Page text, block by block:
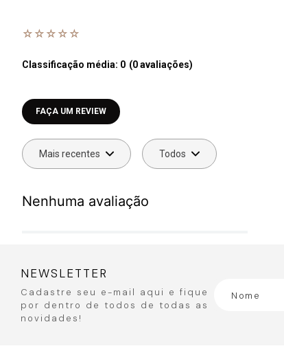
☆ ☆ ☆ ☆ ☆
Classificação média: 0 (0 avaliações)
Faça login para escrever uma avaliação.
Mais recentes Todos
Nenhuma avaliação
NEWSLETTER
Cadastre seu e-mail aqui e fique
por dentro de todos de todas as
novidades!